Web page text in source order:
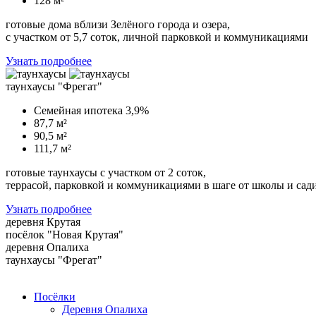
готовые дома вблизи Зелёного города и озера,
с участком от 5,7 соток, личной парковкой и коммуникациями
Узнать подробнее
таунхаусы "Фрегат"
Семейная ипотека 3,9%
87,7 м²
90,5 м²
111,7 м²
готовые таунхаусы с участком от 2 соток,
террасой, парковкой и коммуникациями в шаге от школы и
Узнать подробнее
деревня Крутая
посёлок "Новая Крутая"
деревня Опалиха
таунхаусы "Фрегат"
Посёлки
Деревня Опалиха